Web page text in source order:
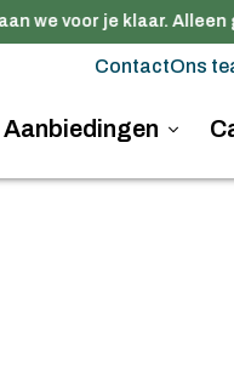
we voor je klaar. Alleen
ContactOns
Aanbiedingen